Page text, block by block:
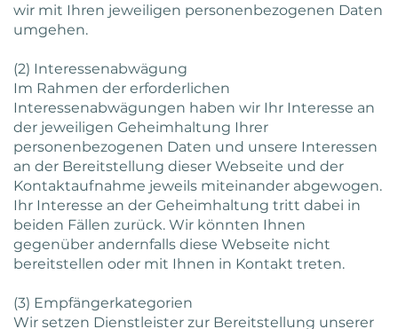
wir mit Ihren jeweiligen personenbezogenen Daten
umgehen.
(2) Interessenabwägung
Im Rahmen der erforderlichen
Interessenabwägungen haben wir Ihr Interesse an
der jeweiligen Geheimhaltung Ihrer
personenbezogenen Daten und unsere Interessen
an der Bereitstellung dieser Webseite und der
Kontaktaufnahme jeweils miteinander abgewogen.
Ihr Interesse an der Geheimhaltung tritt dabei in
beiden Fällen zurück. Wir könnten Ihnen
gegenüber andernfalls diese Webseite nicht
bereitstellen oder mit Ihnen in Kontakt treten.
(3) Empfängerkategorien
Wir setzen Dienstleister zur Bereitstellung unserer